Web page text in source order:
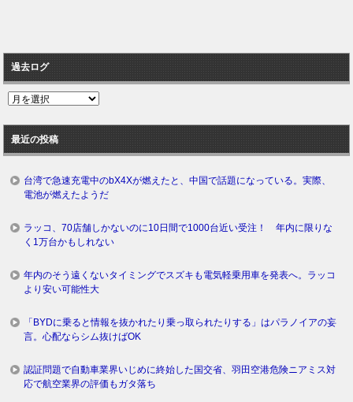
過去ログ
過
ロ
グ
最近の投稿
台湾で急速充電中のbX4Xが燃えたと、中国で話題になっている。実際、
電池が燃えたようだ
ラッコ、70店舗しかないのに10日間で1000台近い受注！ 年内に限りな
く1万台かもしれない
年内のそう遠くないタイミングでスズキも電気軽乗用車を発表へ。ラッコ
より安い可能性大
「BYDに乗ると情報を抜かれたり乗っ取られたりする」はパラノイアの妄
言。心配ならシム抜けばOK
認証問題で自動車業界いじめに終始した国交省、羽田空港危険ニアミス対
応で航空業界の評価もガタ落ち